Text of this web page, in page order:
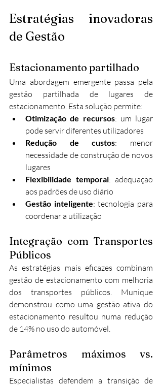
Estratégias inovadoras
de Gestão
Estacionamento partilhado
Uma abordagem emergente passa pela
gestão partilhada de lugares de
estacionamento. Esta solução permite:
Otimização de recursos: um lugar
pode servir diferentes utilizadores
Redução de custos: menor
necessidade de construção de novos
lugares
Flexibilidade temporal: adequação
aos padrões de uso diário
Gestão inteligente: tecnologia para
coordenar a utilização
Integração com Transportes
Públicos
As estratégias mais eficazes combinam
gestão de estacionamento com melhoria
dos transportes públicos. Munique
demonstrou como uma gestão ativa do
estacionamento resultou numa redução
de 14% no uso do automóvel.
Parâmetros máximos vs.
mínimos
Especialistas defendem a transição de